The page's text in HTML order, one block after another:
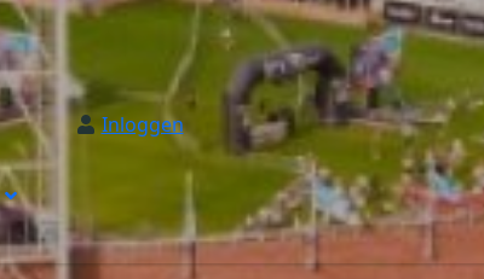
Inloggen